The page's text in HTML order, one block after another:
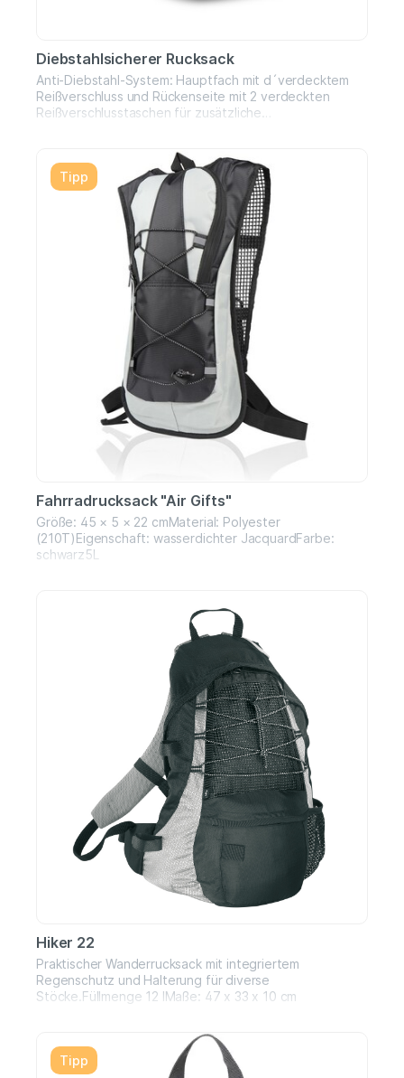
Diebstahlsicherer Rucksack
Anti-Diebstahl-System: Hauptfach mit d´verdecktem
Reißverschluss und Rückenseite mit 2 verdeckten
Reißverschlusstaschen für zusätzliche
Innentaschen, inklusive gepolsterter Smartphone-
Tasche mit Zugang zum Kopfhörerausgang.Externe
Seitentasche mit ReißverschlussMaße: 32 x 44 x 20 cm
Tipp
Fahrradrucksack "Air Gifts"
Größe: 45 × 5 × 22 cmMaterial: Polyester
(210T)Eigenschaft: wasserdichter JacquardFarbe:
schwarz5L
Hiker 22
Praktischer Wanderrucksack mit integriertem
Regenschutz und Halterung für diverse
Stöcke.Füllmenge 12 lMaße: 47 x 33 x 10 cm
Tipp